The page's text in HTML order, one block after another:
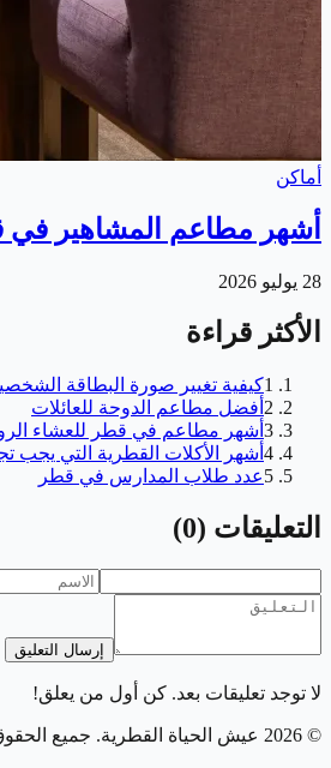
أماكن
أشهر مطاعم المشاهير في
28 يوليو 2026
الأكثر قراءة
1كيفية تغيير صورة البطاقة
2 أفضل مطاعم الدوحة للعائلات
3 أشهر مطاعم في قطر للعشاء
4 أشهر الأكلات القطرية التي يجب
5عدد طلاب المدارس في قطر
التعليقات (
0
)
إرسال التعليق
لا توجد تعليقات بعد. كن أول من يعلق!
©
2026 عيش الحياة القطرية. جميع